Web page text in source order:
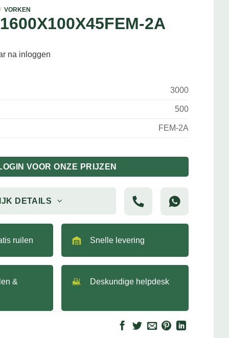
VORKEN
2A
na inloggen
3000
500
FEM-2A
VOOR ONZE PRIJZEN
DETAILS
ruilen Snelle levering
& Deskundige helpdesk